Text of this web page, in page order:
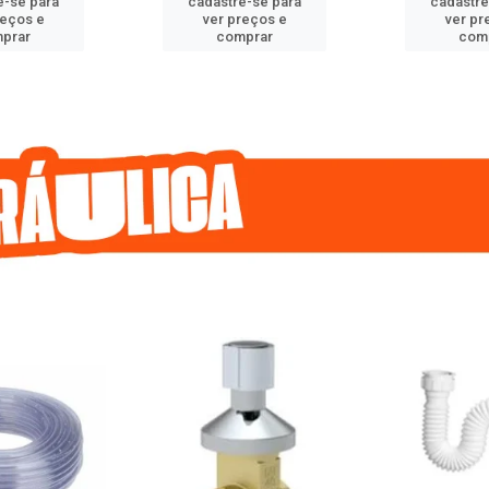
e
ver preços e
comprar
ver